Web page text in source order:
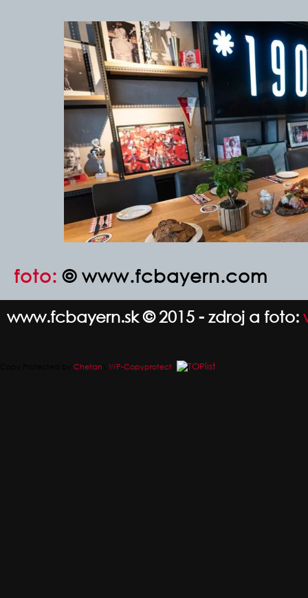
foto: © www.fcbayern.com
www.fcbayern.sk © 2015 - zdroj a foto:
Chetan WP-Copyprotect